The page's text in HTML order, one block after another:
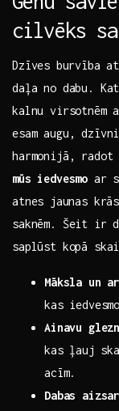
cilvēks
Dzīves ⁤burvība
daļa no dabu.
kalnu‍ virsotnēm
esam augu,
harmonijā,
mūs iedvesmo ar
atnes⁤ jaunas
saknēm. Šeit ir
saplūst kopā
Māksla un
kas
Ainavu
kas ļauj⁢
acīm.
Dabas